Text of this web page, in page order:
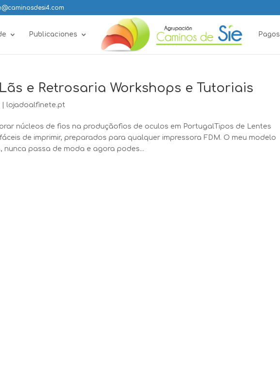
Publicaciones Pagos
e Retrosaria Workshops e Tutoriais
|lojadoalfinete.pt
núcleos de fios na produçãofios de oculos em PortugalTipos de Lentes
de imprimir, preparados para qualquer impressora FDM. O meu modelo
nunca passa de moda e agora podes...